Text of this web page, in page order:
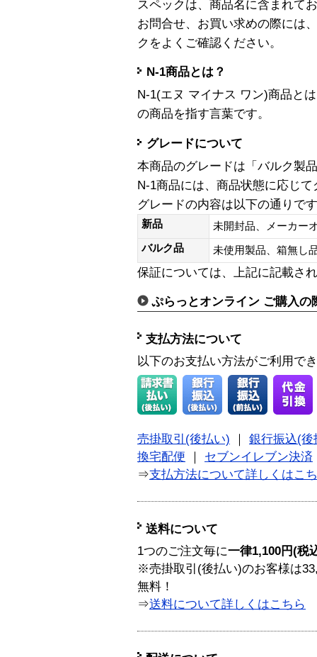
スペックは、商品名に含まれて
お問合せ、お買い求めの際には
クをよくご確認ください。
N-1商品とは？
N-1(エヌ マイナス ワン)商品と
の商品を指す言葉です。
グレードについて
本商品のグレードは「バルク製
N-1商品には、商品状態に応じ
グレードの内容は以下の通りで
新品
未開封品、メーカー
バルク品
未使用製品、箱無
保証については、上記に記載さ
ぷらっとオンライン ご購入の
支払方法について
以下のお支払い方法がご利用で
売掛取引(後払い)
銀行振込(後
換宅配便
セブンイレブン決済
⇒支払方法について詳しくはこ
送料について
1つのご注文毎に一律1,100円(税
※売掛取引(後払い)のお客様は
無料！
⇒送料について詳しくはこちら